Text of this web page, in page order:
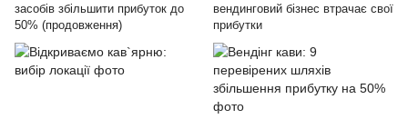
засобів збільшити прибуток до
50% (продовження)
вендинговий бізнес втрачає свої
прибутки